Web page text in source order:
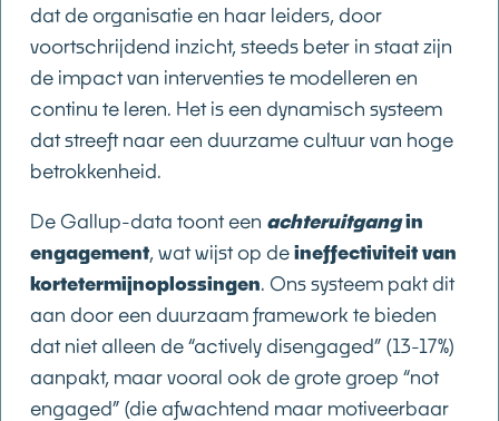
dat de organisatie en haar leiders, door
voortschrijdend inzicht, steeds beter in staat zijn
de impact van interventies te modelleren en
continu te leren. Het is een dynamisch systeem
dat streeft naar een duurzame cultuur van hoge
betrokkenheid.
De Gallup-data toont een achteruitgangin
engagement, wat wijst op deineffectiviteit van
kortetermijnoplossingen. Ons systeem pakt dit
aan door een duurzaam framework te bieden
dat niet alleen de “actively disengaged” (13-17%)
aanpakt, maar vooral ook de grote groep “not
engaged” (die afwachtend maar motiveerbaar